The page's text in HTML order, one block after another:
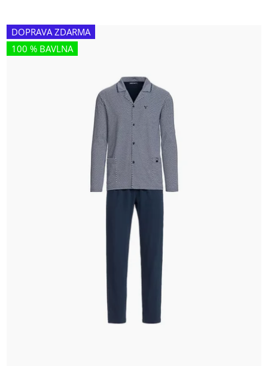
DOPRAVA ZDARMA
100 % BAVLNA